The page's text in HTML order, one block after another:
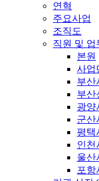
연혁
주요사업
조직도
직원 및 업
본원
사업
부산
부산
광양
군산
평택
인천
울산
포항